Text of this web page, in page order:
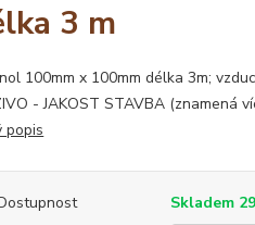
3 m
100mm x 100mm délka 3m;
- JAKOST STAVBA (znamená
popis
Skladem